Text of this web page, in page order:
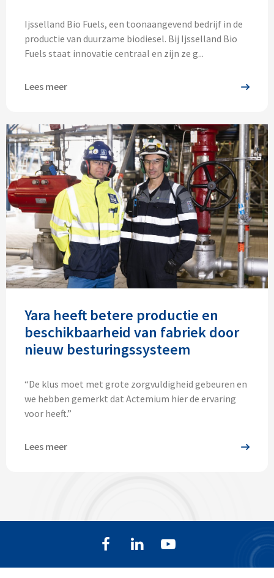
Ijsselland Bio Fuels, een toonaangevend bedrijf in de
productie van duurzame biodiesel. Bij Ijsselland Bio
Fuels staat innovatie centraal en zijn ze g...
Lees meer
Yara heeft betere productie en
beschikbaarheid van fabriek door
nieuw besturingssysteem
“De klus moet met grote zorgvuldigheid gebeuren en
we hebben gemerkt dat Actemium hier de ervaring
voor heeft.”
Lees meer